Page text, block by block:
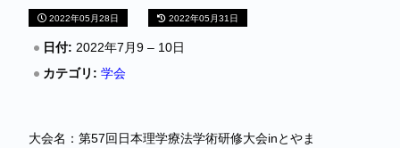
2022年05月28日 2022年05月31日
日付: 2022年7月9 – 10日
カテゴリ: 学会
大会名：第57回日本理学療法学術研修大会inとやま